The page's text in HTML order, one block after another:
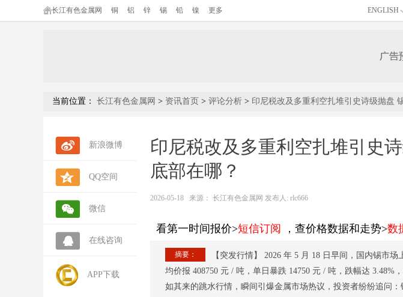
长江有色金属网 铜 铝 锌 锡 铅 镍 更多 ENGLISH
当前位置： 长江有色金属网 > 资讯首页 > 评论分析 > 印尼税改及多重利空扎堆引史诗级抛盘
新浪微博
QQ空间
微信
在线咨询
APP下载
印尼税改及多重利空扎堆引史
底部在哪？
2026-05-18 来源： 长江有色金属网 发布人: rlc666
看第一时间报价>短信订阅 ，查价格数据和走势>数
摘要：
【突发行情】 2026 年 5 月 18 日早间，国内锡市
均价报 408750 元 / 吨，单日暴跌 14750 元 / 吨，跌幅达 3.48%
如其来的跳水行情，瞬间引爆金属市场热议，投资者纷纷追问